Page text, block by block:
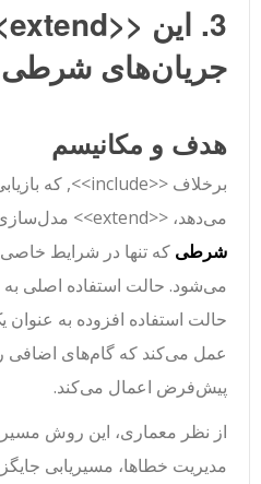
3. این <<extend>>
جریان‌های شرطی
هدف و مکانیسم
برخلاف<<include>>
, که
می‌دهد،<<extend>> مدل‌سازی
شرطیکه تنها در شرایط خاصی
می‌شود. حالت استفاده اصلی به
حالت استفاده افزوده به عنوان
عمل می‌کند که گام‌های اضافی
پیش‌فرض اعمال می‌کند.
از نظر معماری، این روش
مدیریت خطاها، مسیریابی